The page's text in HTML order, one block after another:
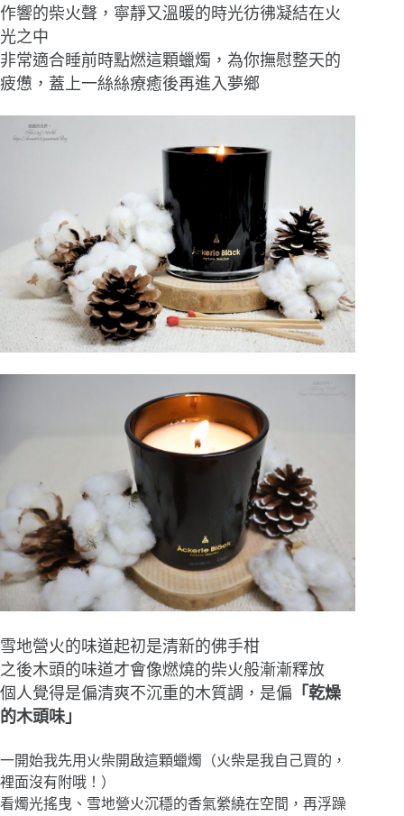
作響的柴火聲，寧靜又溫暖的時光彷彿凝結在火
光之中
非常適合睡前時點燃這顆蠟燭，為你撫慰整天的
疲憊，蓋上一絲絲療癒後再進入夢鄉
雪地營火的味道起初是清新的佛手柑
之後木頭的味道才會像燃燒的柴火般漸漸釋放
個人覺得是偏清爽不沉重的木質調，是偏 「乾燥
的木頭味」
一開始我先用火柴開啟這顆蠟燭（火柴是我自己買的，
裡面沒有附哦！）
看燭光搖曳、雪地營火沉穩的香氣縈繞在空間，再浮躁